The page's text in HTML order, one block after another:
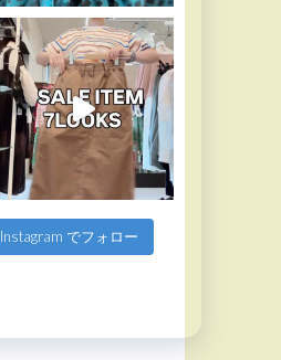
Instagram でフォロー